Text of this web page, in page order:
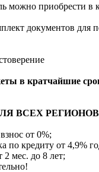
можно приобрести в
документов для
в кратчайшие
ВСЕХ
от 0%;
по кредиту от 4,9%
2 мес. до 8 лет;